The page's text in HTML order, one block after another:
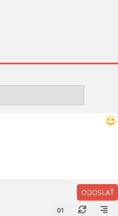
ODOSLAŤ
01